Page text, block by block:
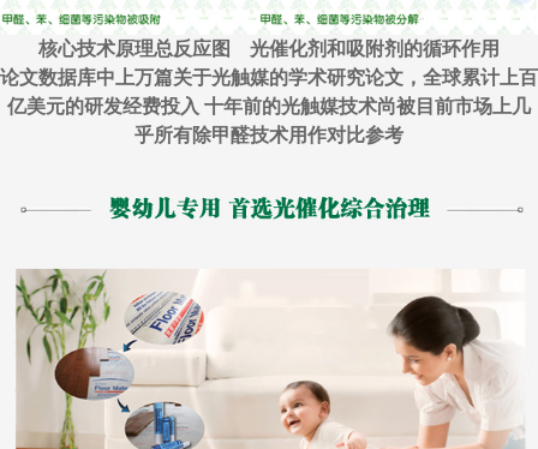
核心技术原理总反应图 光催化剂和吸附剂的循环作用
论文数据库中上万篇关于光触媒的学术研究论文，全球累计上百
亿美元的研发经费投入 十年前的光触媒技术尚被目前市场上几
乎所有除甲醛技术用作对比参考